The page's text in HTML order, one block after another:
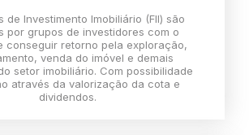
de Investimento Imobiliário (FII) são
por grupos de investidores com o
conseguir retorno pela exploração,
venda do imóvel e demais
setor imobiliário. Com possibilidade
através da valorização da cota e
dividendos.